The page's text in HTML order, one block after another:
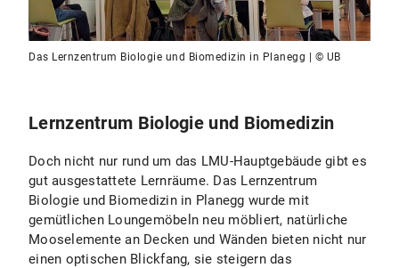
Das Lernzentrum Biologie und Biomedizin in Planegg | © UB
Lernzentrum Biologie und Biomedizin
Doch nicht nur rund um das LMU-Hauptgebäude gibt es
gut ausgestattete Lernräume. Das Lernzentrum
Biologie und Biomedizin in Planegg wurde mit
gemütlichen Loungemöbeln neu möbliert, natürliche
Mooselemente an Decken und Wänden bieten nicht nur
einen optischen Blickfang, sie steigern das